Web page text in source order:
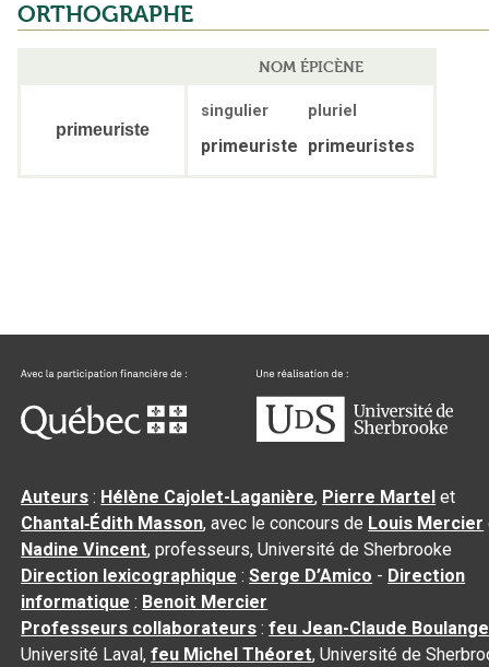
ORTHOGRAPHE
NOM ÉPICÈNE
primeuriste
singulier pluriel
primeuriste primeuristes
Auteurs : Hélène Cajolet-Laganière, Pierre Martel et
Chantal‑Édith Masson, avec le concours de Louis Mercier
Nadine Vincent, professeurs, Université de Sherbrooke
Direction lexicographique :Serge D’Amico - Direction
informatique : Benoit Mercier
Professeurs collaborateurs :feu Jean-Claude
Université Laval,feu Michel Théoret, Université de